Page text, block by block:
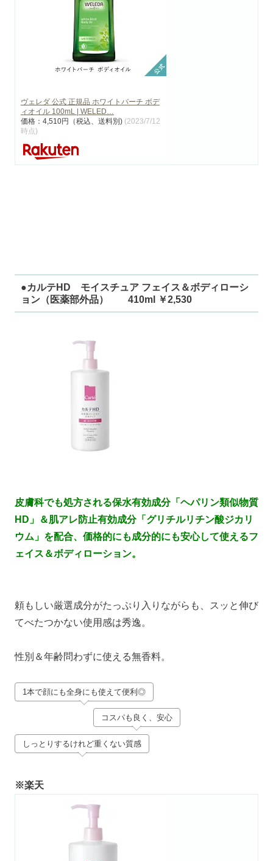
ヴェレダ 公式 正規品 ホワイトバーチ ボデ
ィオイル 100mL | WELED…
価格：4,510円（税込、送料別) (2023/7/12
時点)
●カルテHD モイスチュア フェイス＆ボディローシ
ョン（医薬部外品） 410ml ￥2,530
皮膚科でも処方される保水有効成分「ヘパリン類似物質
HD」＆肌アレ防止有効成分「グリチルリチン酸ジカリ
ウム」を配合、価格的にも成分的にも安心して使えるフ
ェイス＆ボディローション。
頼もしい厳選成分がたっぷり入りながらも、スッと伸び
てべたつかない使用感は秀逸。
性別＆年齢問わずに使える無香料。
1本で顔にも全身にも使えて便利◎
コスパも良く、安心
しっとりするけれど重くない質感
※楽天